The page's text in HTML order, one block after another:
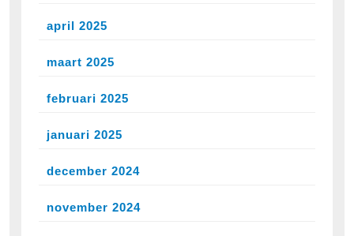
april 2025
maart 2025
februari 2025
januari 2025
december 2024
november 2024